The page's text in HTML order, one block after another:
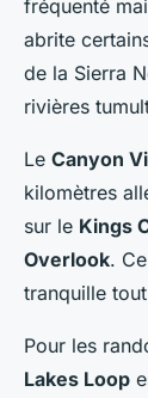
fréquenté
abrite
de la Sierra
rivières
Le Canyon
kilomètres
sur le Kings
Overlook.
tranquille
Pour les
Lakes Loop